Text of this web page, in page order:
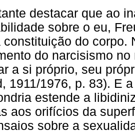
destacar que ao
sobre o eu,
constituição do corpo.
do narcisismo
a si próprio, seu
1911/1976, p. 83). E
estende a
aos orifícios da
sobre a